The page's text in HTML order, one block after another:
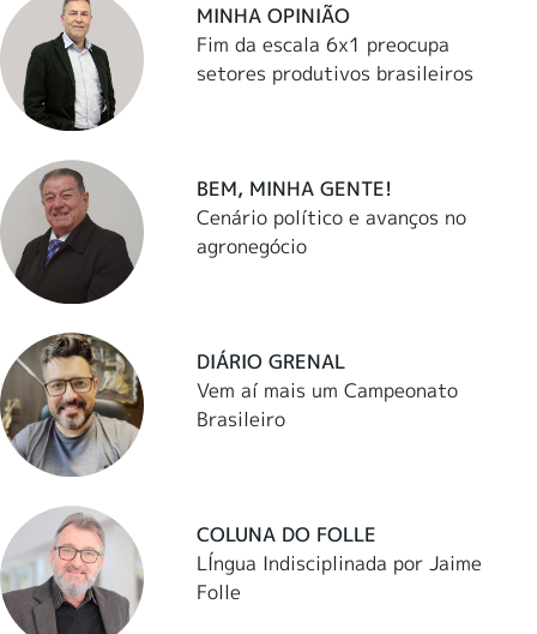
MINHA OPINIÃO
Fim da escala 6x1 preocupa
setores produtivos brasileiros
BEM, MINHA GENTE!
Cenário político e avanços no
agronegócio
DIÁRIO GRENAL
Vem aí mais um Campeonato
Brasileiro
COLUNA DO FOLLE
LÍngua Indisciplinada por Jaime
Folle